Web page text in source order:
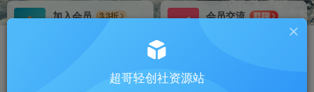
加入会员
3.3折
会员交流
群聊
推广返佣高达70%超哥轻创社资源站